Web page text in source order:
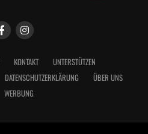
KONTAKT
UNTERSTÜTZEN
DATENSCHUTZERKLÄRUNG
ÜBER UNS
WERBUNG